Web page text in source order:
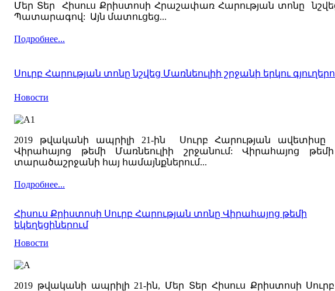
Մեր Տեր Հիսուս Քրիստոսի Հրաշափառ Հարության տոնը
Պատարագով: Այն մատուցեց...
Подробнее...
Սուրբ Հարության տոնը նշվեց Մառնեուլիի շրջանի երկու
Новости
2019 թվականի ապրիլի 21-ին Սուրբ Հարության
Վիրահայոց թեմի Մառնեուլիի շրջանում: Վիրահայոց
տարածաշրջանի հայ համայնքներում...
Подробнее...
Հիսուս Քրիստոսի Սուրբ Հարության տոնը Վիրահայոց թեմի
եկեղեցիներում
Новости
2019 թվականի ապրիլի 21-ին, Մեր Տեր Հիսուս Քրիստոսի